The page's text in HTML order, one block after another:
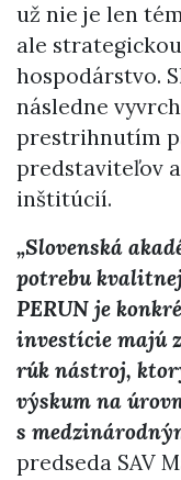
už nie je len
ale
hospodárstvo.
následne
prestrihnutím
predstaviteľov
inštitúcií.
„Slovenská
potrebu
PERUN je
investície majú
rúk nástroj,
výskum na
s
predseda SAV